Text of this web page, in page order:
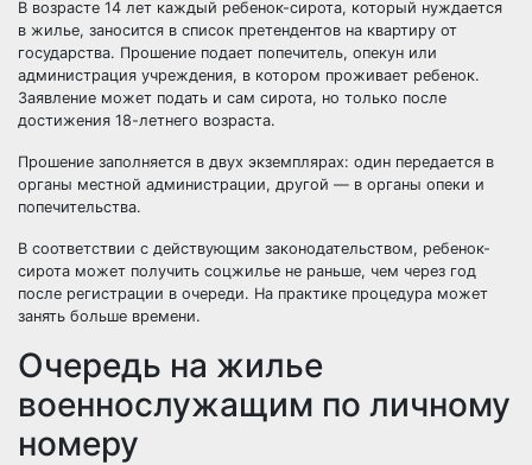
В возрасте 14 лет каждый ребенок-сирота, который нуждается
в жилье, заносится в список претендентов на квартиру от
государства. Прошение подает попечитель, опекун или
администрация учреждения, в котором проживает ребенок.
Заявление может подать и сам сирота, но только после
достижения 18-летнего возраста.
Прошение заполняется в двух экземплярах: один передается в
органы местной администрации, другой — в органы опеки и
попечительства.
В соответствии с действующим законодательством, ребенок-
сирота может получить соцжилье не раньше, чем через год
после регистрации в очереди. На практике процедура может
занять больше времени.
Очередь на жилье
военнослужащим по личному
номеру